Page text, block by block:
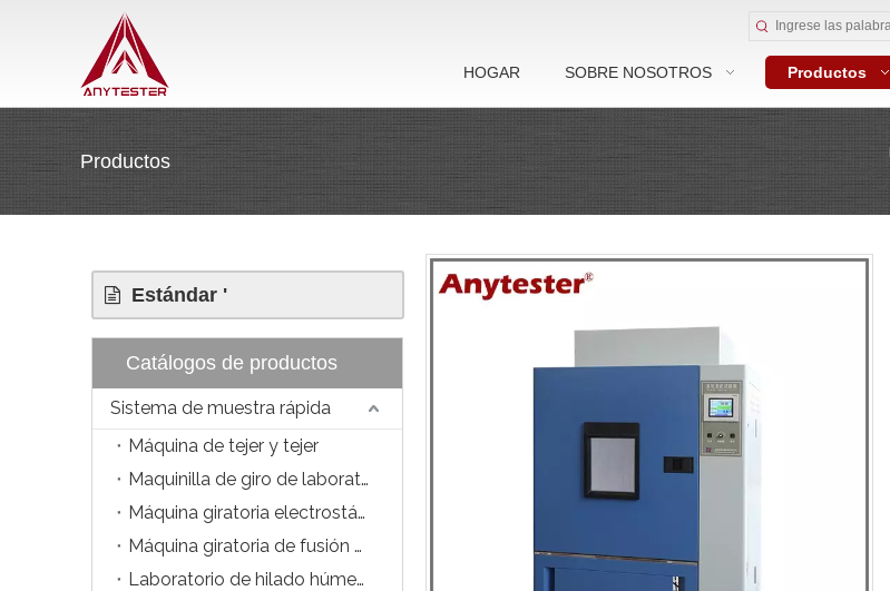
HOGAR SOBRE NOSOTROS Productos
Productos
Estándar '
Catálogos de productos
Sistema de muestra rápida
Máquina de tejer y tejer
Maquinilla de giro de laboratorio
Máquina giratoria electrostática de laboratorio
Máquina giratoria de fusión de laboratorio
Laboratorio de hilado húmedo de laboratorio